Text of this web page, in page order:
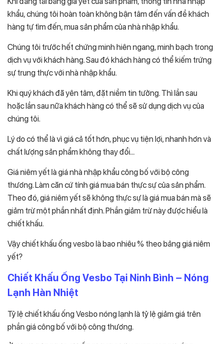
khẩu, chúng tôi hoàn toàn không bận tâm đến vấn đề khách
hàng tự tìm đến, mua sản phẩm của nhà nhập khẩu.
Chúng tôi trước hết chứng minh hiên ngang, minh bạch trong
dịch vụ với khách hàng. Sau đó khách hàng có thể kiếm trứng
sự trung thực với nhà nhập khẩu.
Khi quý khách đã yên tâm, đặt niềm tin tưởng. Thì lần sau
hoặc lần sau nữa khách hàng có thể sẽ sử dụng dịch vụ của
chúng tôi.
Lý do có thể là vì giá cả tốt hơn, phục vụ tiện lợi, nhanh hơn và
chất lượng sản phẩm không thay đổi…
Giá niêm yết là giá nhà nhập khẩu công bố với bộ công
thương. Làm căn cứ tính giá mua bán thực sự của sản phẩm.
Theo đó, giá niêm yết sẽ không thực sự là giá mua bán mà sẽ
giảm trừ một phần nhất định. Phần giảm trừ này được hiểu là
chiết khấu.
Vậy chiết khấu ống vesbo là bao nhiêu % theo bảng giá niêm
yết?
Chiết Khấu Ống Vesbo Tại Ninh Bình – Nóng
Lạnh Hàn Nhiệt
Tỷ lệ chiết khấu ống Vesbo nóng lạnh là tỷ lệ giảm giá trên
phần giá công bố với bộ công thương.